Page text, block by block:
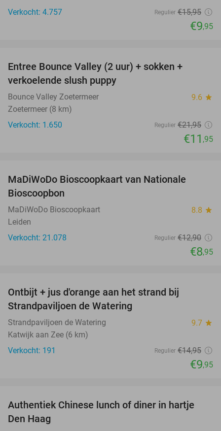
Verkocht: 4.757
Regulier €15,95
€9,95
Entree Bounce Valley (2 uur) + sokken +
verkoelende slush puppy
Bounce Valley Zoetermeer 9.6 star
Zoetermeer (8 km)
Verkocht: 1.650
Regulier €21,95
€11 ,95
MaDiWoDo Bioscoopkaart van Nationale
Bioscoopbon
MaDiWoDo Bioscoopkaart 8.8 star
Leiden
Verkocht: 21.078
Regulier €12,90
€8,95
Ontbijt + jus d'orange aan het strand bij
Strandpaviljoen de Watering
Strandpaviljoen de Watering 9.7 star
Katwijk aan Zee (6 km)
Verkocht: 191
Regulier €14,95
€9,95
49%
Authentiek Chinese lunch of diner in hartje
Den Haag